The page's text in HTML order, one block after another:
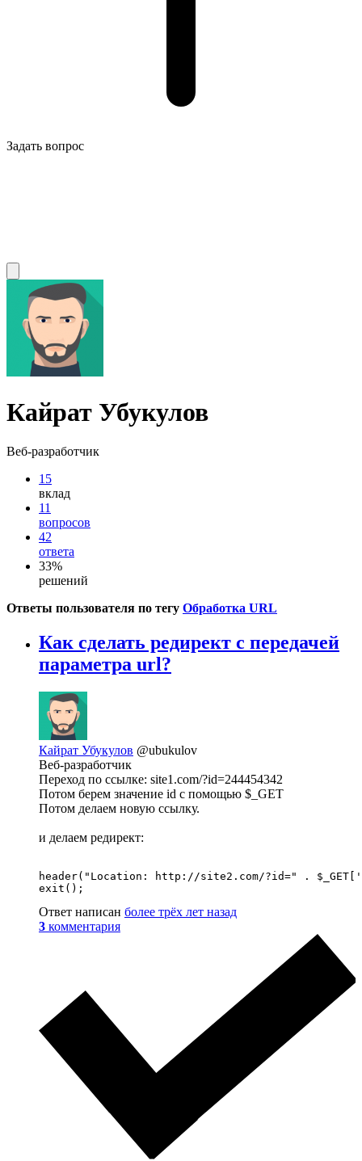
Задать вопрос
Кайрат Убукулов
Веб-разработчик
15
вклад
11
вопросов
42
ответа
33%
решений
Ответы пользователя по тегу Обработка URL
Как сделать редирект с передачей
параметра url?
Кайрат Убукулов @ubukulov
Веб-разработчик
Переход по ссылке: site1.com/?id=244454342
Потом берем значение id с помощью $_GET
Потом делаем новую ссылку.
и делаем редирект:
header("Location: http://site2.com/?id=" .
exit();
Ответ написан более трёх лет назад
3 комментария